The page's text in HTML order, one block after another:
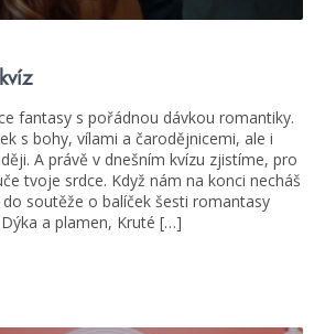
fantasy s pořádnou dávkou romantiky.
s bohy, vílami a čarodějnicemi, ale i
A právě v dnešním kvízu zjistíme, pro
tvoje srdce. Když nám na konci necháš
soutěže o balíček šesti romantasy
a plamen, Kruté […]